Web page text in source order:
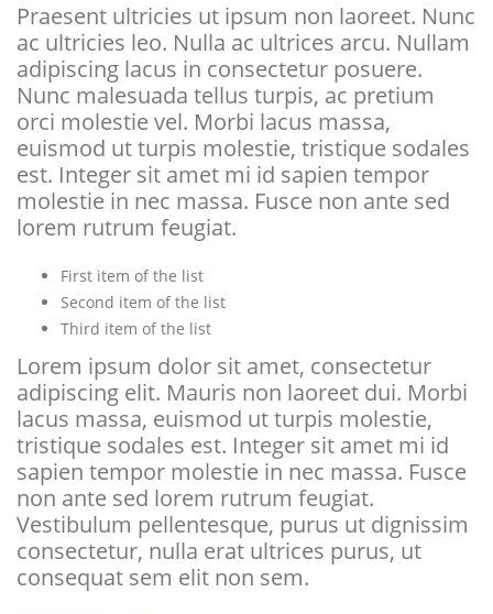
Praesent ultricies ut ipsum non laoreet. Nunc
ac ultricies leo. Nulla ac ultrices arcu. Nullam
adipiscing lacus in consectetur posuere.
Nunc malesuada tellus turpis, ac pretium
orci molestie vel. Morbi lacus massa,
euismod ut turpis molestie, tristique sodales
est. Integer sit amet mi id sapien tempor
molestie in nec massa. Fusce non ante sed
lorem rutrum feugiat.
First item of the list
Second item of the list
Third item of the list
Lorem ipsum dolor sit amet, consectetur
adipiscing elit. Mauris non laoreet dui. Morbi
lacus massa, euismod ut turpis molestie,
tristique sodales est. Integer sit amet mi id
sapien tempor molestie in nec massa. Fusce
non ante sed lorem rutrum feugiat.
Vestibulum pellentesque, purus ut dignissim
consectetur, nulla erat ultrices purus, ut
consequat sem elit non sem.